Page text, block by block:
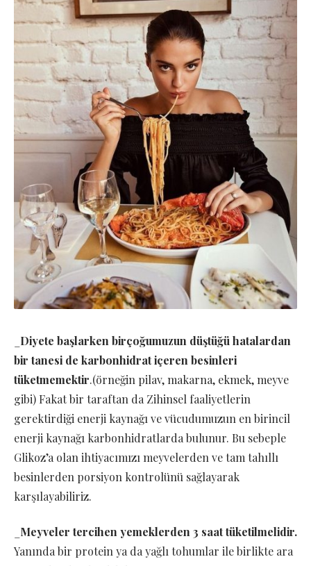
Diyete başlarken birçoğumuzun düştüğü hatalardan
bir tanesi de karbonhidrat içeren besinleri
tüketmemektir.(örneğin pilav, makarna, ekmek, meyve
gibi) Fakat bir taraftan da Zihinsel faaliyetlerin
gerektirdiği enerji kaynağı ve vücudumuzun en birincil
enerji kaynağı karbonhidratlarda bulunur. Bu sebeple
Glikoz’a olan ihtiyacımızı meyvelerden ve tam tahıllı
besinlerden porsiyon kontrolünü sağlayarak
karşılayabiliriz.
Meyveler tercihen yemeklerden 3 saat tüketilmelidir.
Yanında bir protein ya da yağlı tohumlar ile birlikte ara